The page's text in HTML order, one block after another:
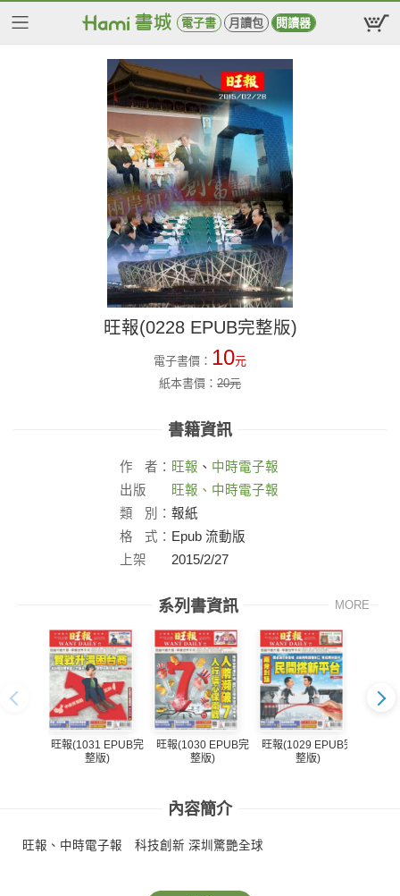
電子書 月讀包 閱讀器
旺報(0228 EPUB完整版)
電子書價： 10元
紙本書價： 20元
書籍資訊
作 者： 旺報 、 中時電子報
出版
社：
旺報、中時電子報
類
別： 報紙
格
式： Epub 流動版
上架
2015/2/27
系列書資訊 MORE
旺報(1031 EPUB完
整版)
旺報(1030 EPUB完
整版)
旺報(1029 EPUB完
整版)
內容簡介
旺報、中時電子報 科技創新 深圳驚艷全球